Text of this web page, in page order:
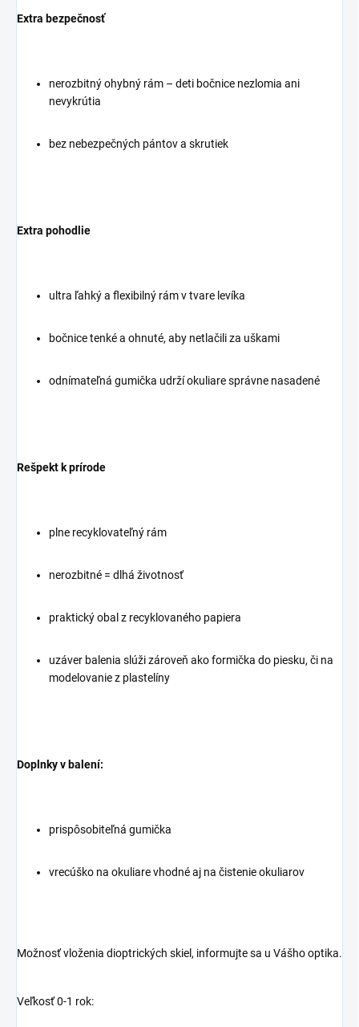
Extra bezpečnosť
nerozbitný ohybný rám – deti bočnice nezlomia ani
nevykrútia
bez nebezpečných pántov a skrutiek
Extra pohodlie
ultra ľahký a flexibilný rám v tvare levíka
bočnice tenké a ohnuté, aby netlačili za uškami
odnímateľná gumička udrží okuliare správne nasadené
Rešpekt k prírode
plne recyklovateľný rám
nerozbitné = dlhá životnosť
praktický obal z recyklovaného papiera
uzáver balenia slúži zároveň ako formička do piesku, či na
modelovanie z plastelíny
Doplnky v balení:
prispôsobiteľná gumička
vrecúško na okuliare vhodné aj na čistenie okuliarov
Možnosť vloženia dioptrických skiel, informujte sa u Vášho optika.
Veľkosť 0-1 rok: